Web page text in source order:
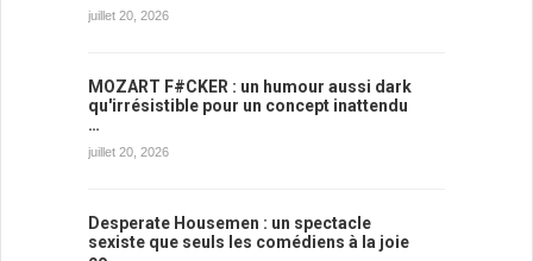
juillet 20, 2026
MOZART F#CKER : un humour aussi dark
qu'irrésistible pour un concept inattendu
…
juillet 20, 2026
Desperate Housemen : un spectacle
sexiste que seuls les comédiens à la joie